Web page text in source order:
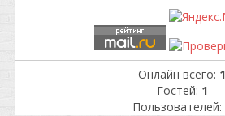
Онлайн всего: 1
Гостей: 1
Пользователей: